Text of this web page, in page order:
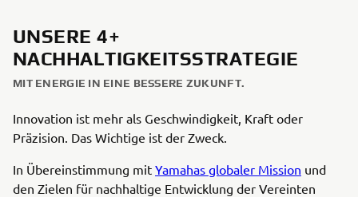
UNSERE 4+
NACHHALTIGKEITSSTRATEGIE
MIT ENERGIE IN EINE BESSERE ZUKUNFT.
Innovation ist mehr als Geschwindigkeit, Kraft oder
Präzision. Das Wichtige ist der Zweck.
In Übereinstimmung mit Yamahas globaler Mission und
den Zielen für nachhaltige Entwicklung der Vereinten